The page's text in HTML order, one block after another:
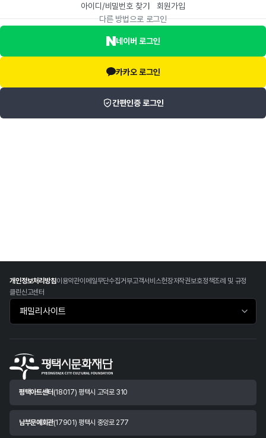
아이디/비밀번호 찾기
회원가입
다른 방법으로 로그인
네이버 로그인
카카오 로그인
간편인증 로그인
개인정보처리방침이용약관이메일무단수집거부고객서비스헌장저작권보호정책조례 및 규정
클린신고센터
패밀리사이트 바로가기
평택아트센터 (18017) 평택시 고덕로 310
남부문예회관(17901) 평택시 중앙로 277